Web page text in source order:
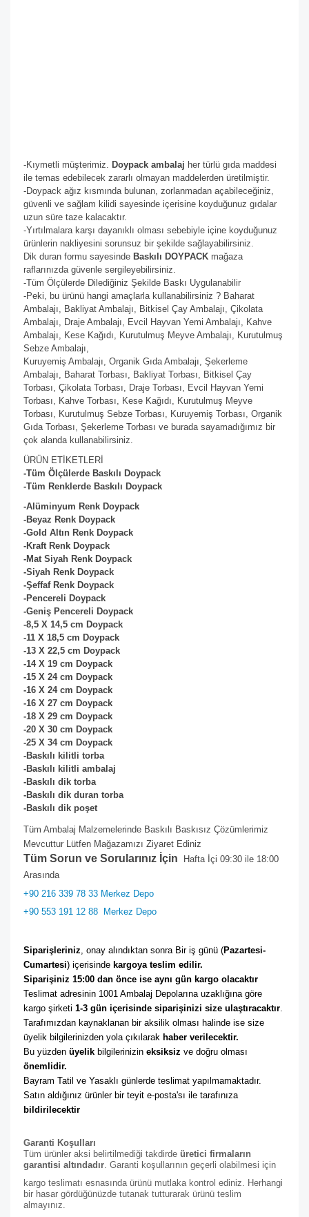
-Kıymetli müşterimiz. Doypack ambalaj her türlü gıda maddesi
ile temas edebilecek zararlı olmayan maddelerden üretilmiştir.
-Doypack ağız kısmında bulunan, zorlanmadan açabileceğiniz,
güvenli ve sağlam kilidi sayesinde içerisine koyduğunuz gıdalar
uzun süre taze kalacaktır.
-Yırtılmalara karşı dayanıklı olması sebebiyle içine koyduğunuz
ürünlerin nakliyesini sorunsuz bir şekilde sağlayabilirsiniz.
Dik duran formu sayesinde Baskılı DOYPACK mağaza
raflarınızda güvenle sergileyebilirsiniz.
-Tüm Ölçülerde Dilediğiniz Şekilde Baskı Uygulanabilir
-Peki, bu ürünü hangi amaçlarla kullanabilirsiniz ? Baharat
Ambalajı, Bakliyat Ambalajı, Bitkisel Çay Ambalajı, Çikolata
Ambalajı, Draje Ambalajı, Evcil Hayvan Yemi Ambalajı, Kahve
Ambalajı, Kese Kağıdı, Kurutulmuş Meyve Ambalajı, Kurutulmuş
Sebze Ambalajı,
Kuruyemiş Ambalajı, Organik Gıda Ambalajı, Şekerleme
Ambalajı, Baharat Torbası, Bakliyat Torbası, Bitkisel Çay
Torbası, Çikolata Torbası, Draje Torbası, Evcil Hayvan Yemi
Torbası, Kahve Torbası, Kese Kağıdı, Kurutulmuş Meyve
Torbası, Kurutulmuş Sebze Torbası, Kuruyemiş Torbası, Organik
Gıda Torbası, Şekerleme Torbası ve burada sayamadığımız bir
çok alanda kullanabilirsiniz.
ÜRÜN ETİKETLERİ
-Tüm Ölçülerde Baskılı Doypack
-Tüm Renklerde Baskılı Doypack
-Alüminyum Renk Doypack
-Beyaz Renk Doypack
-Gold Altın Renk Doypack
-Kraft Renk Doypack
-Mat Siyah Renk Doypack
-Siyah Renk Doypack
-Şeffaf Renk Doypack
-Pencereli Doypack
-Geniş Pencereli Doypack
-8,5 X 14,5 cm Doypack
-11 X 18,5 cm Doypack
-13 X 22,5 cm Doypack
-14 X 19 cm Doypack
-15 X 24 cm Doypack
-16 X 24 cm Doypack
-16 X 27 cm Doypack
-18 X 29 cm Doypack
-20 X 30 cm Doypack
-25 X 34 cm Doypack
-Baskılı kilitli torba
-Baskılı kilitli ambalaj
-Baskılı dik torba
-Baskılı dik duran torba
-Baskılı dik poşet
Tüm Ambalaj Malzemelerinde Baskılı Baskısız Çözümlerimiz
Mevcuttur Lütfen Mağazamızı Ziyaret Ediniz
Tüm Sorun ve Sorularınız İçin Hafta İçi 09:30 ile 18:00
Arasında
+90 216 339 78 33 Merkez Depo
+90 553 191 12 88 Merkez Depo
Siparişleriniz, onay alındıktan sonra Bir iş günü (Pazartesi-
Cumartesi) içerisinde kargoya teslim edilir.
Siparişiniz 15:00 dan önce ise aynı gün kargo olacaktır
Teslimat adresinin 1001 Ambalaj Depolarına uzaklığına göre
kargo şirketi 1-3 gün içerisinde siparişinizi size ulaştıracaktır.
Tarafımızdan kaynaklanan bir aksilik olması halinde ise size
üyelik bilgilerinizden yola çıkılarak haber verilecektir.
Bu yüzden üyelik bilgilerinizin eksiksiz
önemlidir.
Bayram Tatil ve Yasaklı günlerde teslimat yapılmamaktadır.
Satın aldığınız ürünler bir teyit e-posta'sı ile tarafınıza
bildirilecektir
Garanti Koşulları
Tüm ürünler aksi belirtilmediği takdirde üretici firmaların
garantisi altındadır. Garanti koşullarının geçerli olabilmesi için
kargo teslimatı esnasında ürünü mutlaka kontrol ediniz. Herhangi
bir hasar gördüğünüzde tutanak tutturarak ürünü teslim
almayınız.